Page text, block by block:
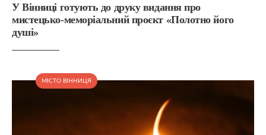
У Вінниці готують до друку видання про
мистецько-меморіальний проєкт «Полотно його
душі»
МІСТО ВІННИЦЯ